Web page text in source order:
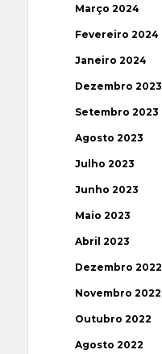
Março 2024
Fevereiro 2024
Janeiro 2024
Dezembro 2023
Setembro 2023
Agosto 2023
Julho 2023
Junho 2023
Maio 2023
Abril 2023
Dezembro 2022
Novembro 2022
Outubro 2022
Agosto 2022